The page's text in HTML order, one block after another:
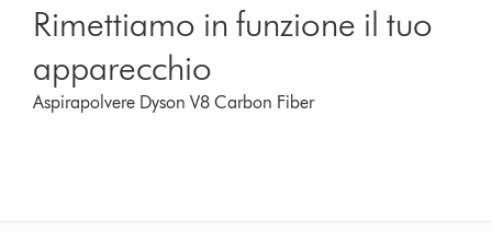
Rimettiamo in funzione il tuo
apparecchio
Aspirapolvere Dyson V8 Carbon Fiber